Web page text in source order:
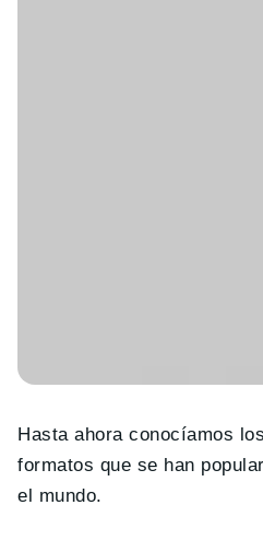
Hasta ahora conocíamos
formatos que se han
el mundo.